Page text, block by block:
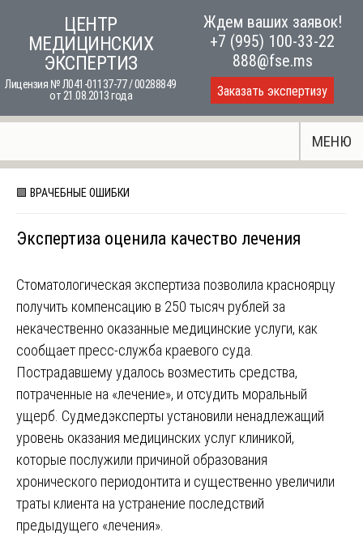
content
ЦЕНТР
МЕДИЦИНСКИХ
ЭКСПЕРТИЗ
Лицензия № Л041-01137-77 / 00288849
от 21.08.2013 года
Ждем ваших заявок!
+7 (995) 100-33-22
888@fse.ms
Заказать экспертизу
МЕНЮ
🟪 ВРАЧЕБНЫЕ ОШИБКИ
Экспертиза оценила качество лечения
Стоматологическая экспертиза позволила красноярцу
получить компенсацию в 250 тысяч рублей за
некачественно оказанные медицинские услуги, как
сообщает пресс-служба краевого суда.
Пострадавшему удалось возместить средства,
потраченные на «лечение», и отсудить моральный
ущерб. Судмедэксперты установили ненадлежащий
уровень оказания медицинских услуг клиникой,
которые послужили причиной образования
хронического периодонтита и существенно увеличили
траты клиента на устранение последствий
предыдущего «лечения».